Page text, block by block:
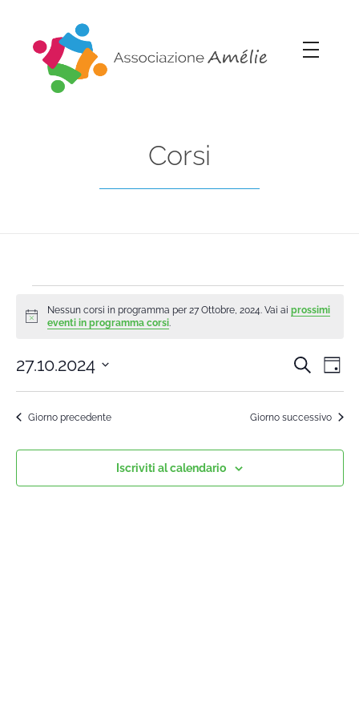
Corsi
Notice
Nessun corsi in programma per 27 Ottobre, 2024. Vai ai prossimi
eventi in programma corsi.
Cerca
27.10.2024
Seleziona
Giorno precedente Giorno successivo
Iscriviti al calendario